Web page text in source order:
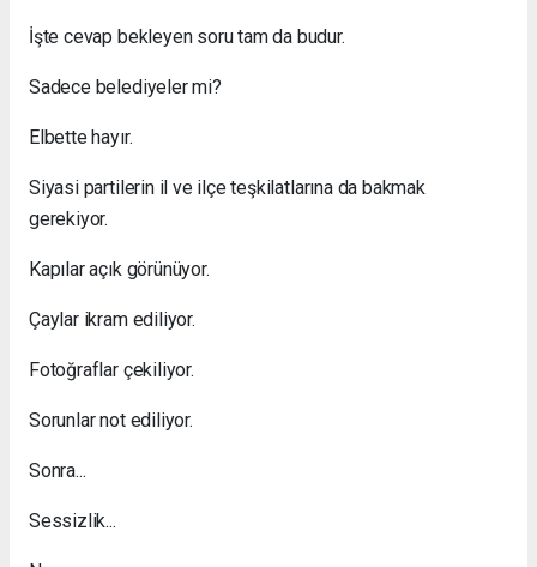
İşte cevap bekleyen soru tam da budur.
Sadece belediyeler mi?
Elbette hayır.
Siyasi partilerin il ve ilçe teşkilatlarına da bakmak
gerekiyor.
Kapılar açık görünüyor.
Çaylar ikram ediliyor.
Fotoğraflar çekiliyor.
Sorunlar not ediliyor.
Sonra...
Sessizlik...